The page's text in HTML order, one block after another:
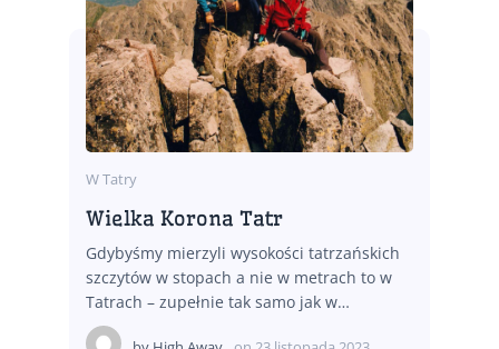
W Tatry
Wielka Korona Tatr
Gdybyśmy mierzyli wysokości tatrzańskich
szczytów w stopach a nie w metrach to w
Tatrach – zupełnie tak samo jak w…